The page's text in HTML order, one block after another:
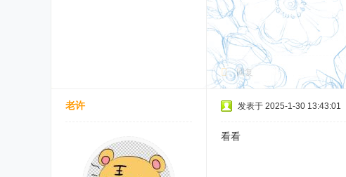
回复
老许 发表于 2025-1-30 13:43:01
看看